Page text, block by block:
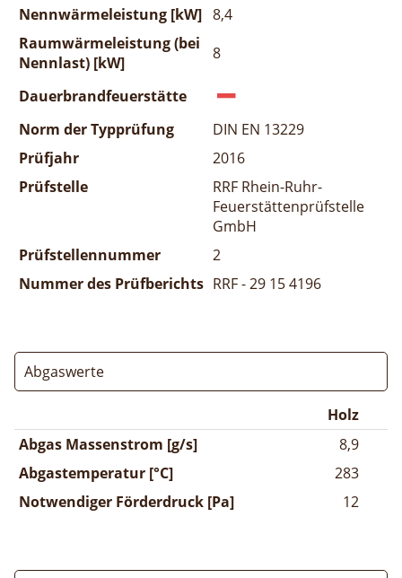
Nennwärmeleistung [kW] 8,4
Raumwärmeleistung (bei
Nennlast) [kW]
8
Dauerbrandfeuerstätte
Norm der Typprüfung
DIN EN 13229
Prüfjahr
2016
Prüfstelle
RRF Rhein-Ruhr-
Feuerstättenprüfstelle
GmbH
Prüfstellennummer
2
Nummer des Prüfberichts RRF - 29 15 4196
Abgaswerte
Holz
Abgas Massenstrom [g/s]
8,9
Abgastemperatur [°C]
283
Notwendiger Förderdruck [Pa]
12